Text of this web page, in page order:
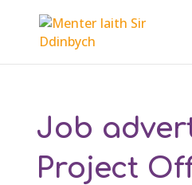
Job
Project